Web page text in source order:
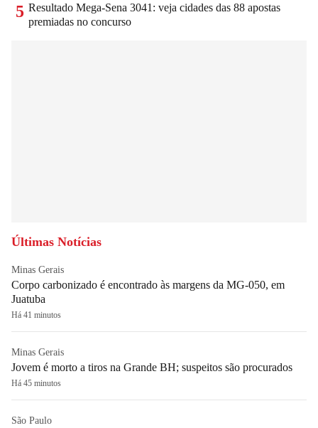
5 Resultado Mega-Sena 3041: veja cidades das 88 apostas
premiadas no concurso
Últimas Notícias
Minas Gerais
Corpo carbonizado é encontrado às margens da MG-050, em
Juatuba
Há 41 minutos
Minas Gerais
Jovem é morto a tiros na Grande BH; suspeitos são procurados
Há 45 minutos
São Paulo